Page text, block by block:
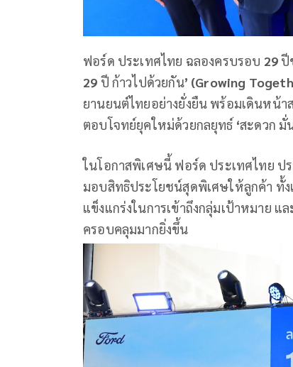
ฟอร์ด ประเทศไทย ฉลองครบรอบ 29ปี
29 ปี ก้าวไปด้วยกัน’ (Growing
ยานยนต์ไทยอย่างยั่งยืน พร้อมเดินหน้า
ตอบโจทย์ยุคใหม่ด้วยกลยุทธ์ ‘สะดวก มั่
ในโอกาสพิเศษนี้ ฟอร์ด ประเทศไทย
มอบสิทธิประโยชน์สุดพิเศษให้ลูกค้า ทั้ง
แข็งแกร่งในการเข้าถึงกลุ่มเป้าหมาย
ครอบคลุมมากยิ่งขึ้น